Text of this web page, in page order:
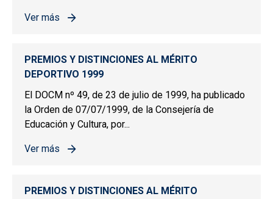
Ver más
sobre PREMIOS Y DISTINCIONES AL MÉRITO
PREMIOS Y DISTINCIONES AL MÉRITO
DEPORTIVO 1999
El DOCM nº 49, de 23 de julio de 1999, ha publicado
la Orden de 07/07/1999, de la Consejería de
Educación y Cultura, por...
Ver más
sobre PREMIOS Y DISTINCIONES AL MÉRITO
PREMIOS Y DISTINCIONES AL MÉRITO